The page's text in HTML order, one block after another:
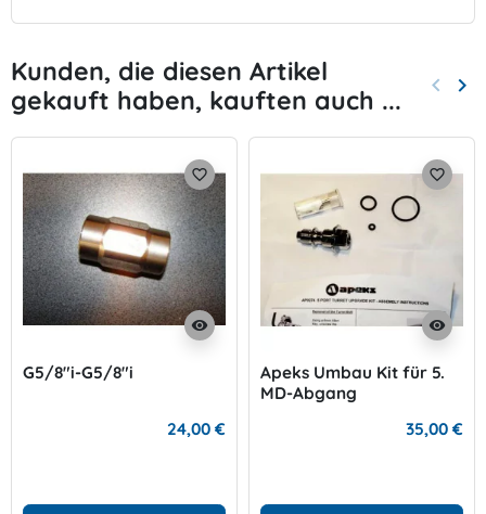
Kunden, die diesen Artikel
gekauft haben, kauften auch ...
Zurück
keyboard_arrow_left keyboard_arrow_right
visibility
favorite_border
G5/8"i-G5/8"i
24,00 €
visibility
favorite_border
Apeks Umbau Kit für 5.
MD-Abgang
35,00 €